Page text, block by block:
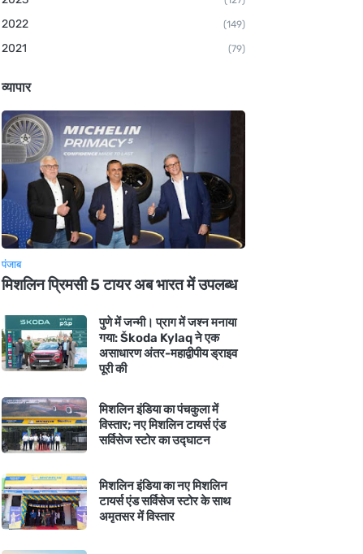
2022 (149)
2021 (79)
व्यापार
पंजाब
मिशलिन प्रिमसी 5 टायर अब भारत में उपलब्ध
पुणे में जन्मी। प्राग में जश्न मनाया
गया: Škoda Kylaq ने एक
असाधारण अंतर-महाद्वीपीय ड्राइव
पूरी की
मिशलिन इंडिया का पंचकुला में
विस्तार; नए मिशलिन टायर्स एंड
सर्विसेज स्टोर का उद्घाटन
मिशलिन इंडिया का नए मिशलिन
टायर्स एंड सर्विसेज स्टोर के साथ
अमृतसर में विस्तार